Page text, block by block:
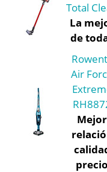
Total
La
de
Air
Mejor
precio